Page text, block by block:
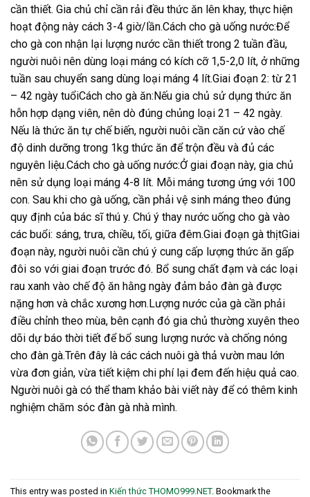
cần thiết. Gia chủ chỉ cần rải đều thức ăn lên khay, thực hiện
hoạt động này cách 3-4 giờ/lần.Cách cho gà uống nước:Để
cho gà con nhận lại lượng nước cần thiết trong 2 tuần đầu,
người nuôi nên dùng loại máng có kích cỡ 1,5-2,0 lít, ở những
tuần sau chuyển sang dùng loại máng 4 lít.Giai đoạn 2: từ 21
– 42 ngày tuổiCách cho gà ăn:Nếu gia chủ sử dụng thức ăn
hỗn hợp dạng viên, nên dò đúng chủng loại 21 – 42 ngày.
Nếu là thức ăn tự chế biến, người nuôi cần căn cứ vào chế
độ dinh dưỡng trong 1kg thức ăn để trộn đều và đủ các
nguyên liệu.Cách cho gà uống nước:Ở giai đoạn này, gia chủ
nên sử dụng loại máng 4-8 lít. Mỗi máng tương ứng với 100
con. Sau khi cho gà uống, cần phải vệ sinh máng theo đúng
quy định của bác sĩ thú y. Chú ý thay nước uống cho gà vào
các buổi: sáng, trưa, chiều, tối, giữa đêm.Giai đoạn gà thịtGiai
đoạn này, người nuôi cần chú ý cung cấp lượng thức ăn gấp
đôi so với giai đoạn trước đó. Bổ sung chất đạm và các loại
rau xanh vào chế độ ăn hằng ngày đảm bảo đàn gà được
nặng hơn và chắc xương hơn.Lượng nước của gà cần phải
điều chỉnh theo mùa, bên cạnh đó gia chủ thường xuyên theo
dõi dự báo thời tiết để bổ sung lượng nước và chống nóng
cho đàn gà.Trên đây là các cách nuôi gà thả vườn mau lớn
vừa đơn giản, vừa tiết kiệm chi phí lại đem đến hiệu quả cao.
Người nuôi gà có thể tham khảo bài viết này để có thêm kinh
nghiệm chăm sóc đàn gà nhà mình.
This entry was posted in Kiến thức THOMO999.NET. Bookmark the